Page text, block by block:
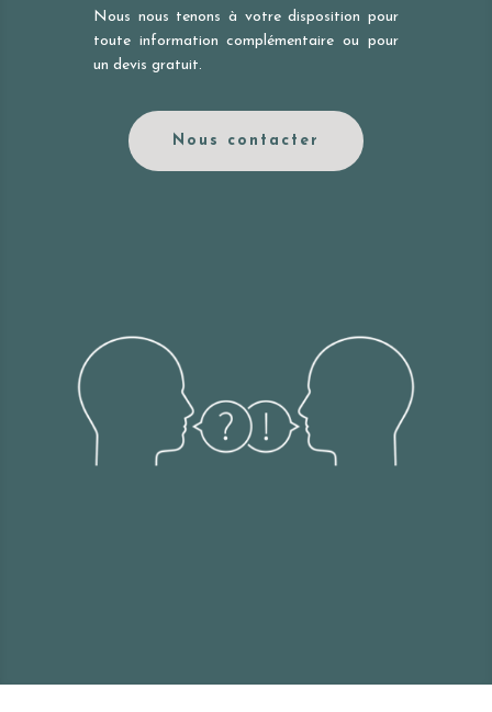
Nous nous tenons à votre disposition pour
toute information complémentaire ou pour
un devis gratuit.
Nous contacter